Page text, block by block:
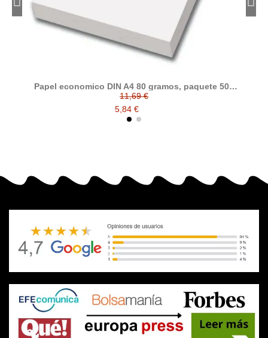
Papel economico DIN A4 80 gramos, paquete 500
folios
11,69 €
5,84 €